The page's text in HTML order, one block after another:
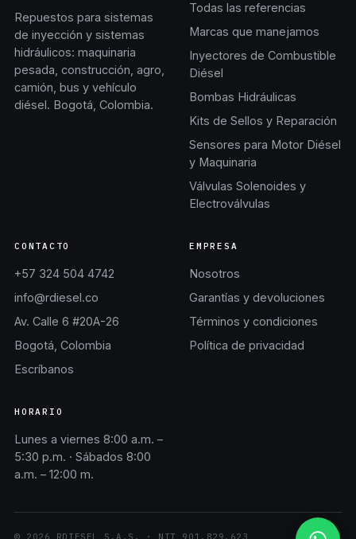
Repuestos para sistemas
de inyección y sistemas
hidráulicos: maquinaria
pesada, construcción, agro,
camión, bus y vehículo
diésel. Bogotá, Colombia.
Todas las referencias
Marcas que manejamos
Inyectores de Combustible
Diésel
Bombas Hidráulicas
Kits de Sellos y Reparación
Sensores para Motor Diésel
y Maquinaria
Válvulas Solenoides y
Electroválvulas
CONTACTO
+57 324 504 4742
info@rdiesel.co
Av. Calle 6 #20A-26
Bogotá, Colombia
Escríbanos
EMPRESA
Nosotros
Garantías y devoluciones
Términos y condiciones
Política de privacidad
HORARIO
Lunes a viernes 8:00 a.m. –
5:30 p.m. · Sábados 8:00
a.m. – 12:00 m.
© 2026 RDIESEL S.A.S. · NIT 901.829.623